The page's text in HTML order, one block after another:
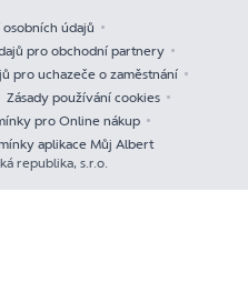
údajů
pro obchodní partnery
pro uchazeče o zaměstnání
Zásady používání cookies
pro Online nákup
aplikace Můj Albert
republika, s.r.o.